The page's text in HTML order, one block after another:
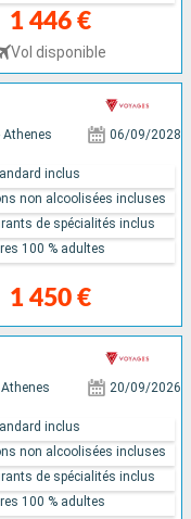
1 446 €
Vol disponible
Athenes 06/09/2028
1 450 €
inclus
non alcoolisées incluses
de spécialités inclus
100 % adultes
Athenes 20/09/2026
inclus
non alcoolisées incluses
de spécialités inclus
100 % adultes